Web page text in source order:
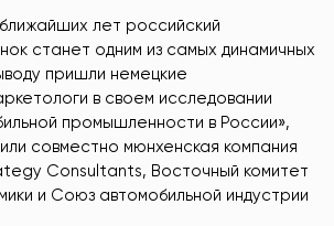
лет российский
станет одним из самых динамичных
пришли немецкие
в своем исследовании
промышленности в России»,
совместно мюнхенская компания
Consultants, Восточный комитет
и Союз автомобильной индустрии